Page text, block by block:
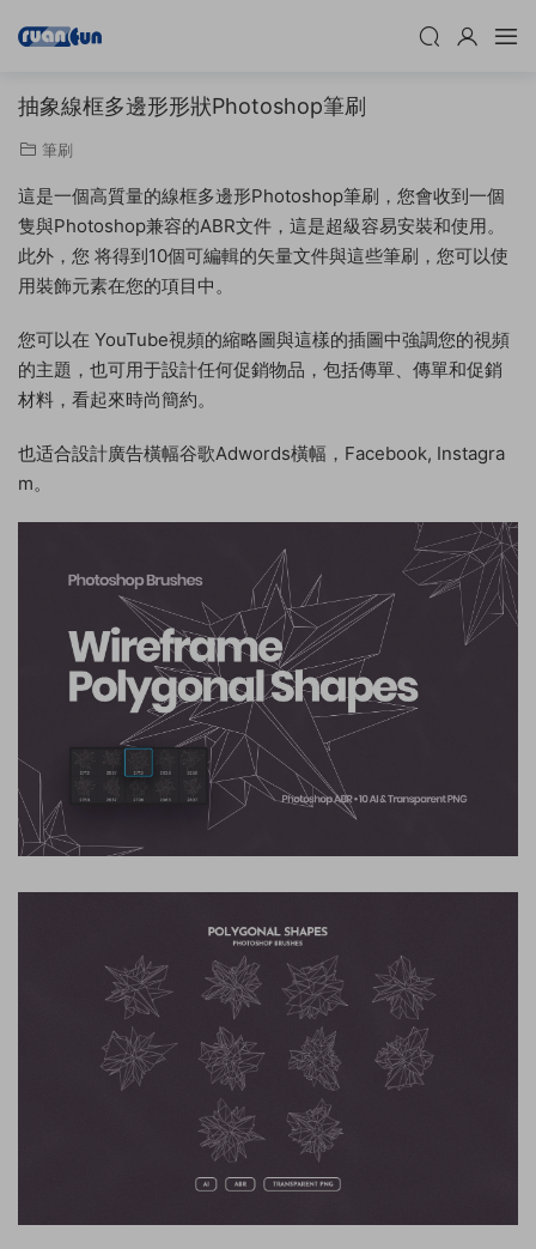
抽象線框多邊形形狀Photoshop筆刷
筆刷
這是一個高質量的線框多邊形Photoshop筆刷，您會收到一個
隻與Photoshop兼容的ABR文件，這是超級容易安裝和使用。
此外，您 将得到10個可編輯的矢量文件與這些筆刷，您可以使
用裝飾元素在您的項目中。
您可以在 YouTube視頻的縮略圖與這樣的插圖中強調您的視頻
的主題，也可用于設計任何促銷物品，包括傳單、傳單和促銷
材料，看起來時尚簡約。
也适合設計廣告橫幅谷歌Adwords橫幅，Facebook, Instagra
m。